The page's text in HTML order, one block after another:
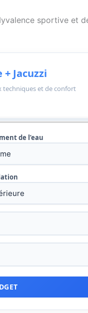
sportive et
Jacuzzi
techniques et de confort
de l’eau